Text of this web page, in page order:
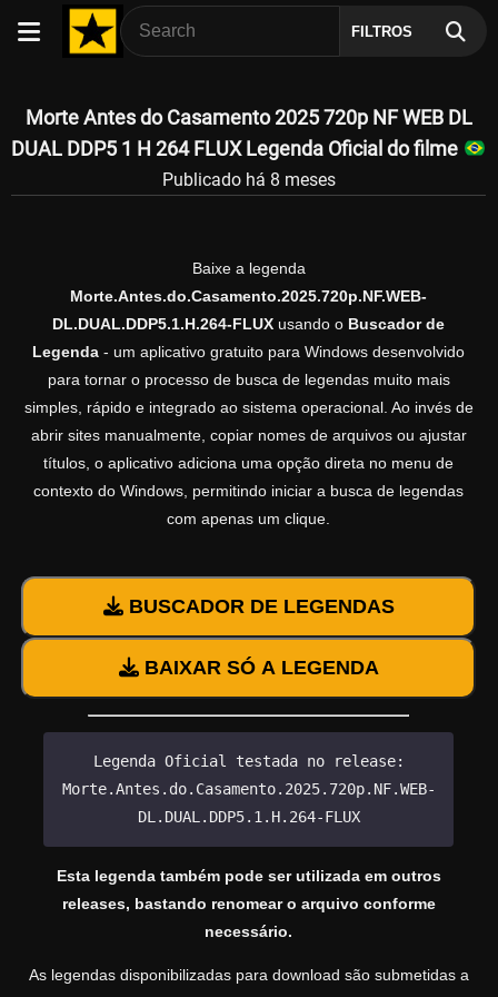
FILTROS
Morte Antes do Casamento 2025 720p NF WEB DL
DUAL DDP5 1 H 264 FLUX Legenda Oficial do filme
Publicado há 8 meses
Baixe a legenda
Morte.Antes.do.Casamento.2025.720p.NF.WEB-
DL.DUAL.DDP5.1.H.264-FLUX usando o Buscador de
Legenda - um aplicativo gratuito para Windows desenvolvido
para tornar o processo de busca de legendas muito mais
simples, rápido e integrado ao sistema operacional. Ao invés de
abrir sites manualmente, copiar nomes de arquivos ou ajustar
títulos, o aplicativo adiciona uma opção direta no menu de
contexto do Windows, permitindo iniciar a busca de legendas
com apenas um clique.
BUSCADOR DE LEGENDAS
BAIXAR SÓ A LEGENDA
Legenda Oficial testada no release:
Morte.Antes.do.Casamento.2025.720p.NF.WEB-
DL.DUAL.DDP5.1.H.264-FLUX
Esta legenda também pode ser utilizada em outros
releases, bastando renomear o arquivo conforme
necessário.
As legendas disponibilizadas para download são submetidas a